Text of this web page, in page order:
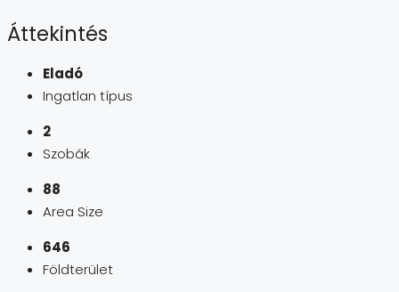
Áttekintés
Eladó
Ingatlan típus
2
Szobák
88
Area Size
646
Földterület